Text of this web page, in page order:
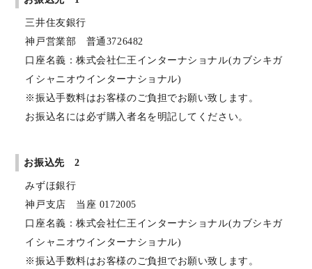
三井住友銀行
神戸営業部 普通3726482
口座名義：株式会社仁王インターナショナル(カブシキガ
イシャニオウインターナショナル)
※振込手数料はお客様のご負担でお願い致します。
お振込名には必ず購入者名を明記してください。
お振込先 2
みずほ銀行
神戸支店 当座 0172005
口座名義：株式会社仁王インターナショナル(カブシキガ
イシャニオウインターナショナル)
※振込手数料はお客様のご負担でお願い致します。